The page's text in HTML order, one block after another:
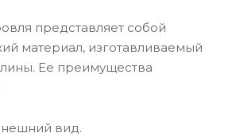
представляет собой
материал, изготавливаемый
Ее преимущества
вид.